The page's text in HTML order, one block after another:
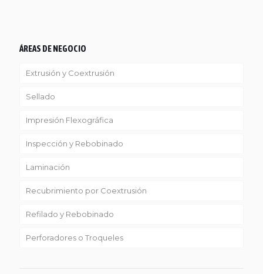
ÁREAS DE NEGOCIO
Extrusión y Coextrusión
Linea Reciclaje
Sellado
Impresión Flexográfica
Inspección y Rebobinado
Laminación
Recubrimiento por Coextrusión
Refilado y Rebobinado
Perforadores o Troqueles